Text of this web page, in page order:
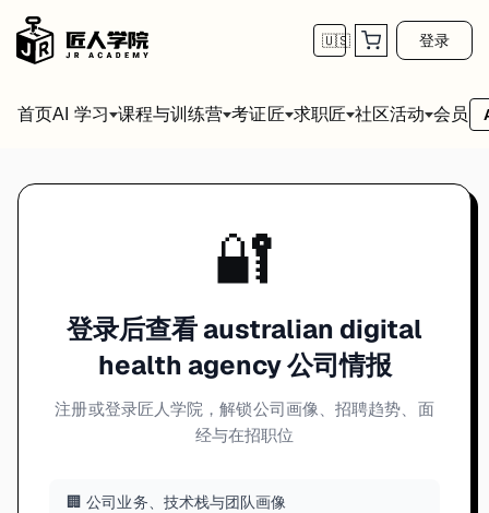
🇺🇸 登录
首页AI 学习 课程与训练营 考证匠 求职匠 社区活动 会员
🔐
登录后查看 australian digital
health agency 公司情报
注册或登录匠人学院，解锁公司画像、招聘趋势、面
经与在招职位
🏢 公司业务、技术栈与团队画像